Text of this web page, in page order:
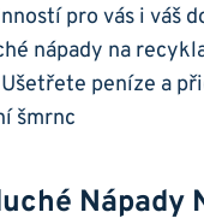
⁢pro vás i váš
Nápady